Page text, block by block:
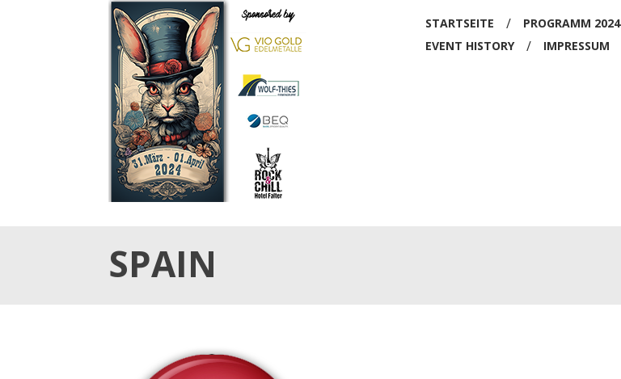
OSTER TATTOO WEEKEND
31.März & 01. April 2024 STARTSEITE / PROGRAMM 2024
EVENT HISTORY / IMPRESSUM
SPAIN